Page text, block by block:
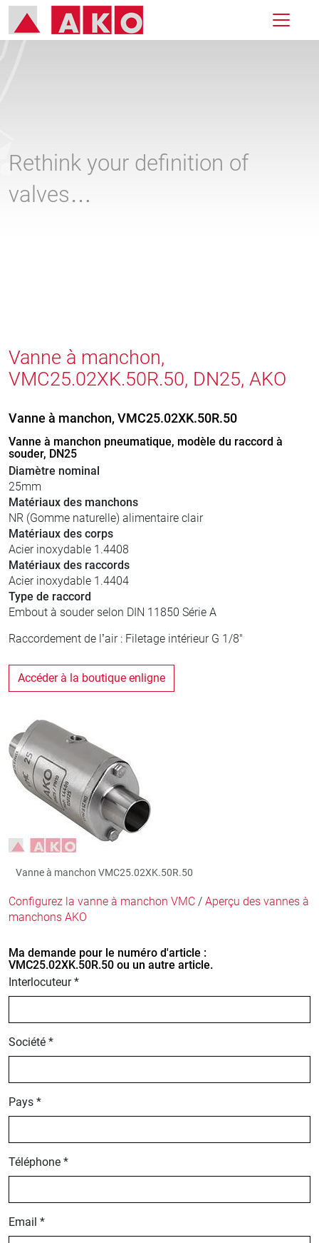
Rethink your definition of
valves…
Vanne à manchon,
VMC25.02XK.50R.50, DN25, AKO
Vanne à manchon, VMC25.02XK.50R.50
Vanne à manchon pneumatique, modèle du raccord à
souder, DN25
Diamètre nominal
25mm
Matériaux des manchons
NR (Gomme naturelle) alimentaire clair
Matériaux des corps
Acier inoxydable 1.4408
Matériaux des raccords
Acier inoxydable 1.4404
Type de raccord
Embout à souder selon DIN 11850 Série A
Raccordement de l’air : Filetage intérieur G 1/8"
Accéder à la boutique enligne
Vanne à manchon VMC25.02XK.50R.50
Configurez la vanne à manchon VMC / Aperçu des vannes à
manchons AKO
Ma demande pour le numéro d'article :
VMC25.02XK.50R.50 ou un autre article.
Interlocuteur *
Société *
Pays *
Téléphone *
Email *